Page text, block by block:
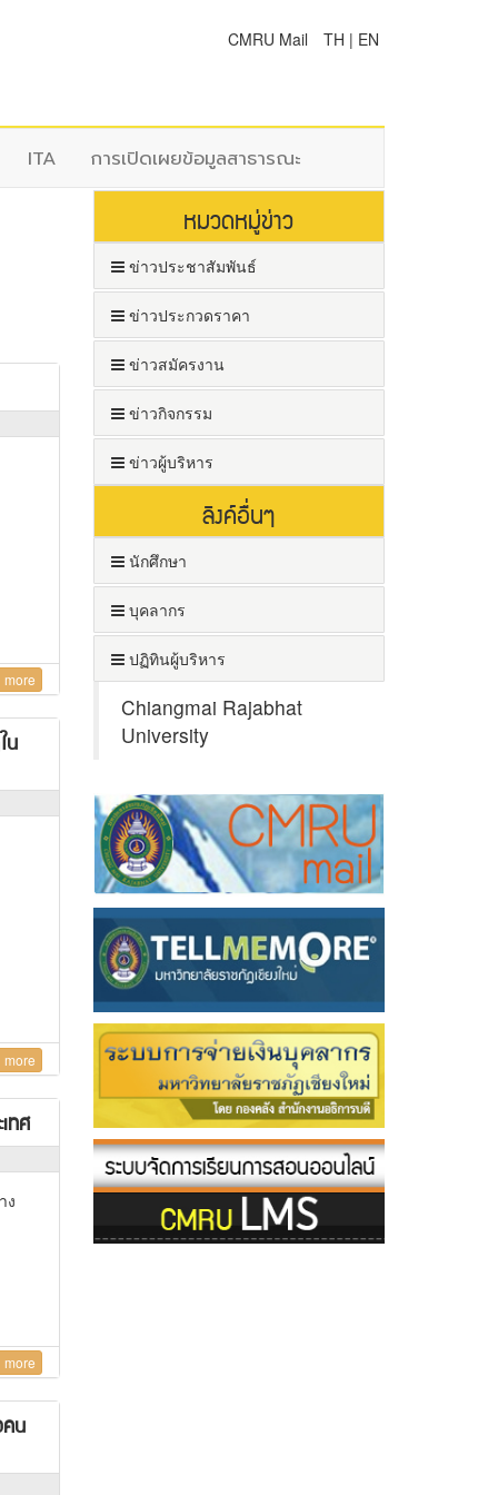
CMRU Mail TH | EN
ITA การเปิดเผยข้อมูลสาธารณะ
น
ทศ
ง
น
หมวดหมู่ข่าว
ข่าวประชาสัมพันธ์
ข่าวประกวดราคา
ข่าวสมัครงาน
ข่าวกิจกรรม
ข่าวผู้บริหาร
ลิงค์อื่นๆ
นักศึกษา
บุคลากร
ปฏิทินผู้บริหาร
Chiangmai Rajabhat
University